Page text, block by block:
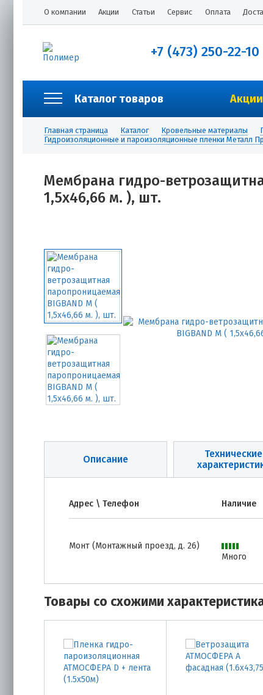
О компании Акции Статьи Сервис Оплата
+7 (473) 250-22-10
Каталог товаров Акции
Главная страница Каталог Кровельные материалы
Гидроизоляционные и пароизоляционные пленки Металл
Мембрана гидро-
1,5х46,66 м. ), шт.
Описание
Технические
Адрес \ Телефон Наличие
Монт (Монтажный проезд, д. 26)
Много
Товары со схожими